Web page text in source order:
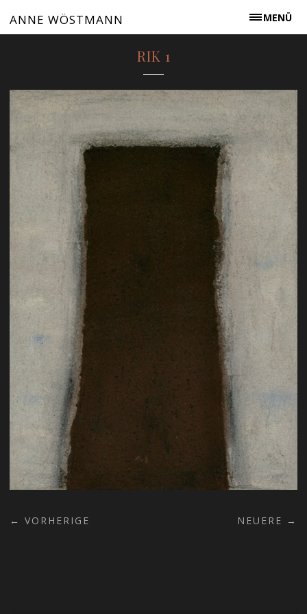
MENÜ
ANNE WÖSTMANN
RIK 1
← VORHERIGE NEUERE →